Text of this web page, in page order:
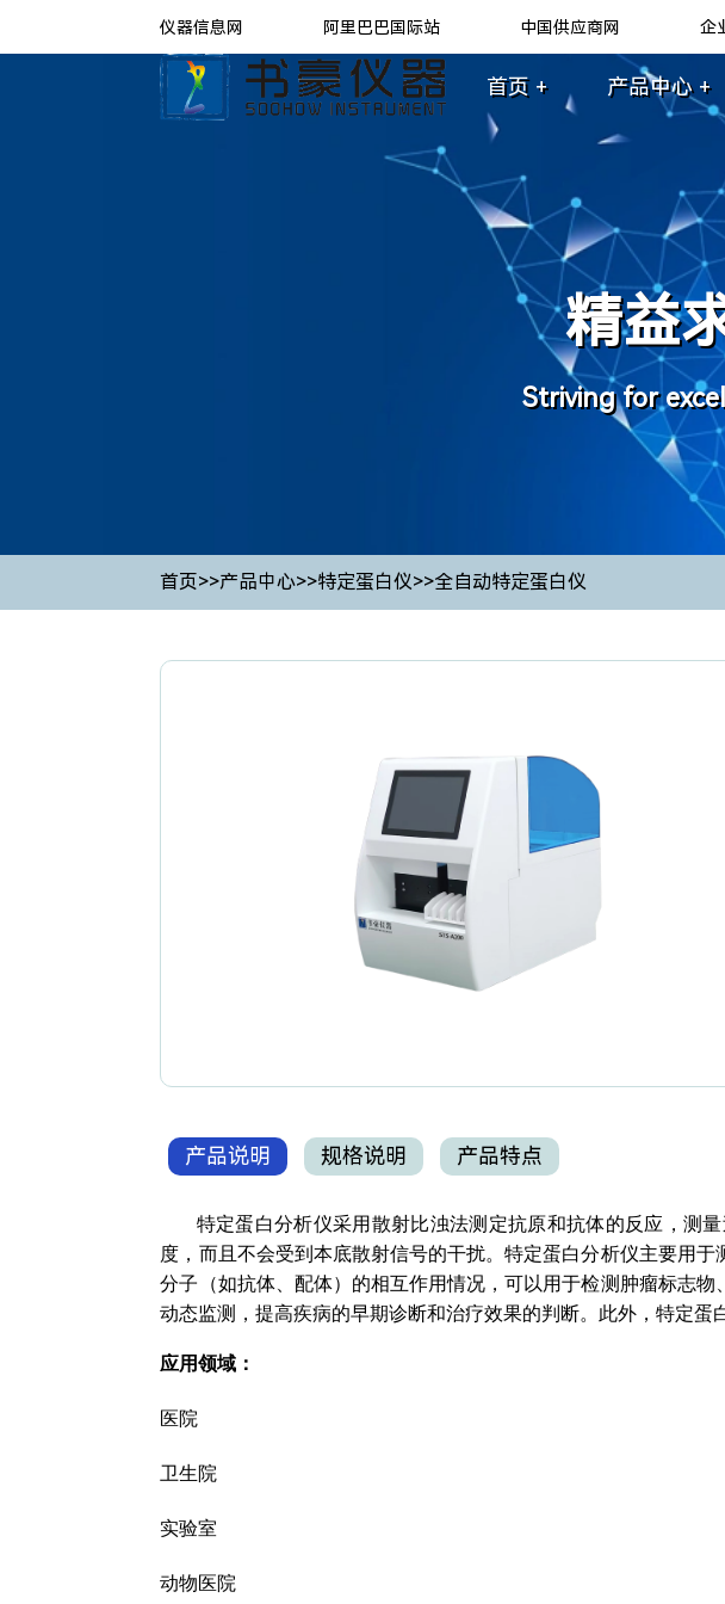
仪器信息网 阿里巴巴国际站 中国供应商网 企
首页 + 产品中心 +
精益
Striving for
首页>>产品中心>>特定蛋白仪>>全自动特定蛋白仪
产品说明 规格说明 产品特点
特定蛋白分析仪采用散射比浊法测定抗原和抗体的反应，测量
度，而且不会受到本底散射信号的干扰。特定蛋白分析仪主要用
分子（如抗体、配体）的相互作用情况，可以用于检测肿瘤标志
动态监测，提高疾病的早期诊断和治疗效果的判断。此外，特定蛋
应用领域：
医院
卫生院
实验室
动物医院